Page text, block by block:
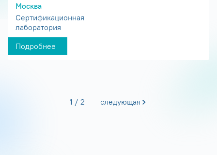
Москва
Сертификационная
лаборатория
Подробнее
1 2 следующая